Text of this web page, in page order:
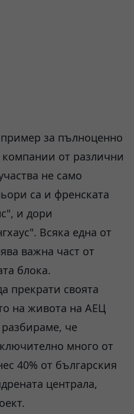
за пълноценно
от различни
не само
са и френската
и дори
Всяка една от
важна част от
блока.
прекрати своята
на живота на АЕЦ
че
много от
40% от българския
централа,